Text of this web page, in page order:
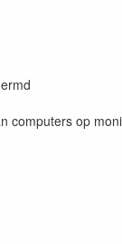
computers op